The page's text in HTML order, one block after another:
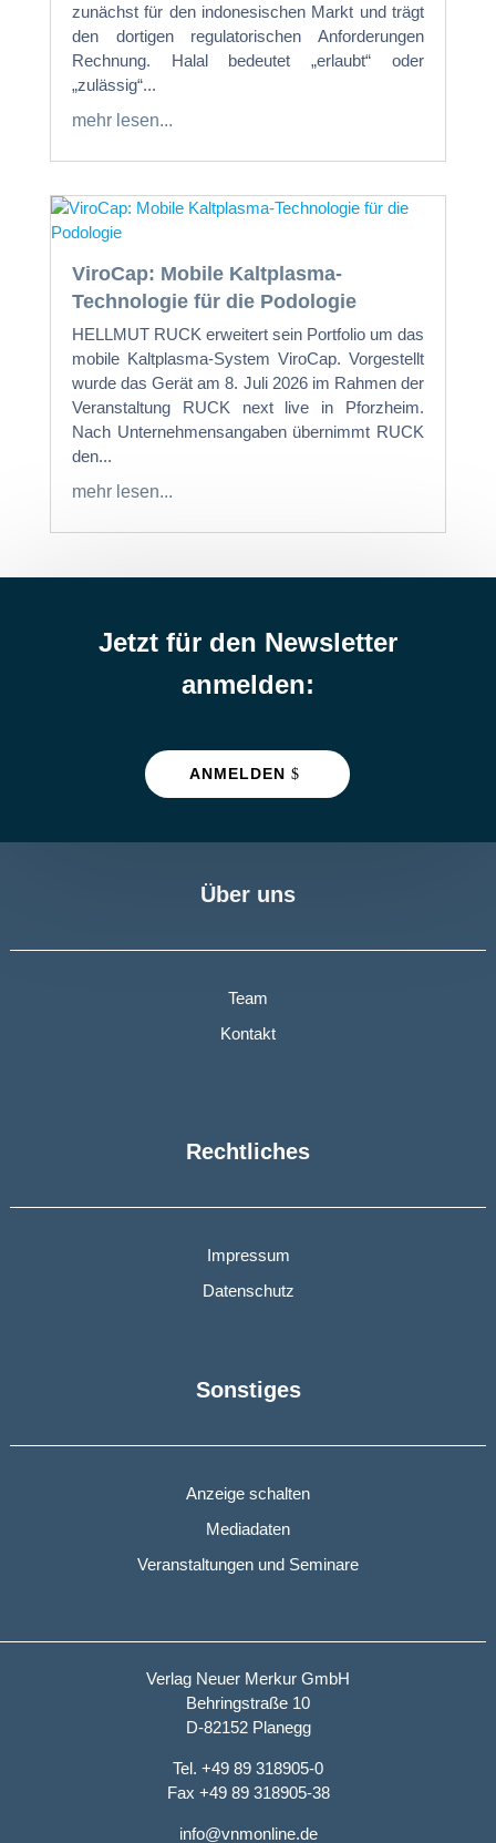
zunächst für den indonesischen Markt und trägt
den dortigen regulatorischen Anforderungen
Rechnung. Halal bedeutet „erlaubt“ oder
„zulässig“...
mehr lesen...
ViroCap: Mobile Kaltplasma-
Technologie für die Podologie
HELLMUT RUCK erweitert sein Portfolio um das
mobile Kaltplasma-System ViroCap. Vorgestellt
wurde das Gerät am 8. Juli 2026 im Rahmen der
Veranstaltung RUCK next live in Pforzheim.
Nach Unternehmensangaben übernimmt RUCK
den...
mehr lesen...
Jetzt für den Newsletter
anmelden:
ANMELDEN
Über uns
Team
Kontakt
Rechtliches
Impressum
Datenschutz
Sonstiges
Anzeige schalten
Mediadaten
Veranstaltungen und Seminare
Verlag Neuer Merkur GmbH
Behringstraße 10
D-82152 Planegg
Tel. +49 89 318905-0
Fax +49 89 318905-38
info@vnmonline.de